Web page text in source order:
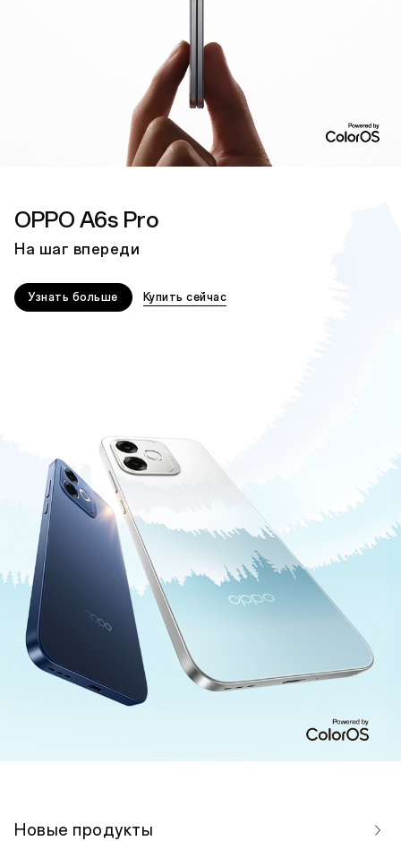
OPPO A6s Pro
На шаг впереди
Узнать больше Купить сейчас
Новые продукты